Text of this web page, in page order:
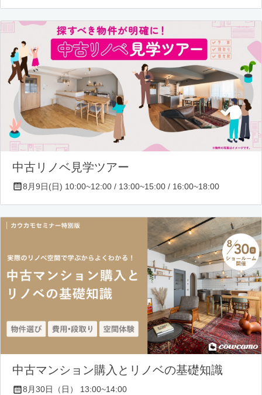
中古リノベ見学ツアー
8月9日(日) 10:00~12:00 / 13:00~15:00 / 16:00~18:00
中古マンション購入とリノベの基礎知識
8月30日（日） 13:00~14:00